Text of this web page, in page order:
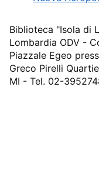
Biblioteca "Isola di
Lombardia ODV -
Piazzale Egeo
Greco Pirelli
MI - Tel. 02-